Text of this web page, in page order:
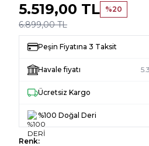
6.899,00TL
5.519,00 TL %20
Peşin Fiyatına 3 Taksit
Havale fiyatı
Ücretsiz Kargo
%100 Doğal Deri
Renk: